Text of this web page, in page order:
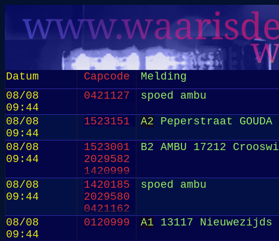
Datum Capcode
Melding
08/08
09:44
0421127 spoed ambu
08/08
09:44
1523151 A2 Peperstraat
08/08
09:44
1523001
2029582
1420999
B2 AMBU 17212
08/08
09:44
1420185
2029580
0421162
spoed ambu
08/08
09:44
0120999 A1 13117 Nieuwezijds